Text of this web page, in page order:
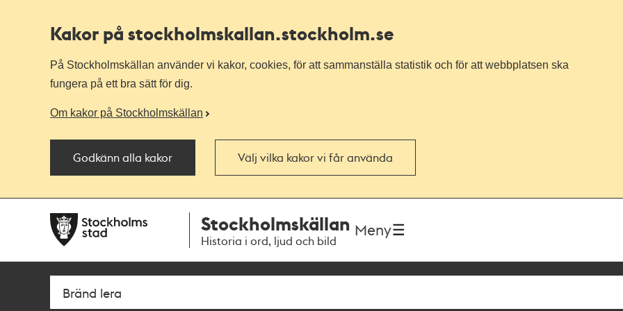
Kakor på stockholmskallan.stockholm.se
På Stockholmskällan använder vi kakor, cookies, för att sammanställa statistik och för att webbplatsen ska
fungera på ett bra sätt för dig.
Om kakor på Stockholmskällan
Godkänn alla kakor Välj vilka kakor vi får använda
navigationen
huvudinnehållet
Stockholmskällan
Historia i ord, ljud och bild
Meny
Sök